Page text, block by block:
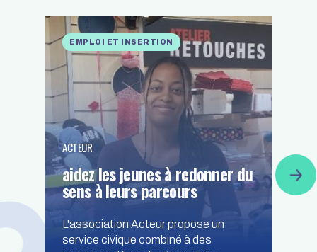
EMPLOI ET INSERTION
ACTEUR
aidez les jeunes à redonner du
sens à leurs parcours
L'association Acteur propose un
service civique combiné à des